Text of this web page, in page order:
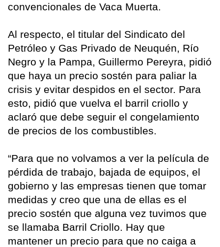
convencionales de Vaca Muerta.
Al respecto, el titular del Sindicato del
Petróleo y Gas Privado de Neuquén, Río
Negro y la Pampa, Guillermo Pereyra, pidió
que haya un precio sostén para paliar la
crisis y evitar despidos en el sector. Para
esto, pidió que vuelva el barril criollo y
aclaró que debe seguir el congelamiento
de precios de los combustibles.
“Para que no volvamos a ver la película de
pérdida de trabajo, bajada de equipos, el
gobierno y las empresas tienen que tomar
medidas y creo que una de ellas es el
precio sostén que alguna vez tuvimos que
se llamaba Barril Criollo. Hay que
mantener un precio para que no caiga a